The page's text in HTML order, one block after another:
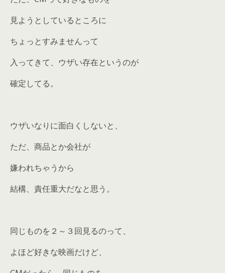
見ようとしているところに
ちょっとすみませんって
入ってきて、ウザい存在というのが
確定してる。
ウザいなりに面白くしないと、
ただ、商品とか会社が
嫌われちゃうから
結構、責任重大だなと思う。
同じものを２～３回見るのって、
よほど好きな映画だけど、